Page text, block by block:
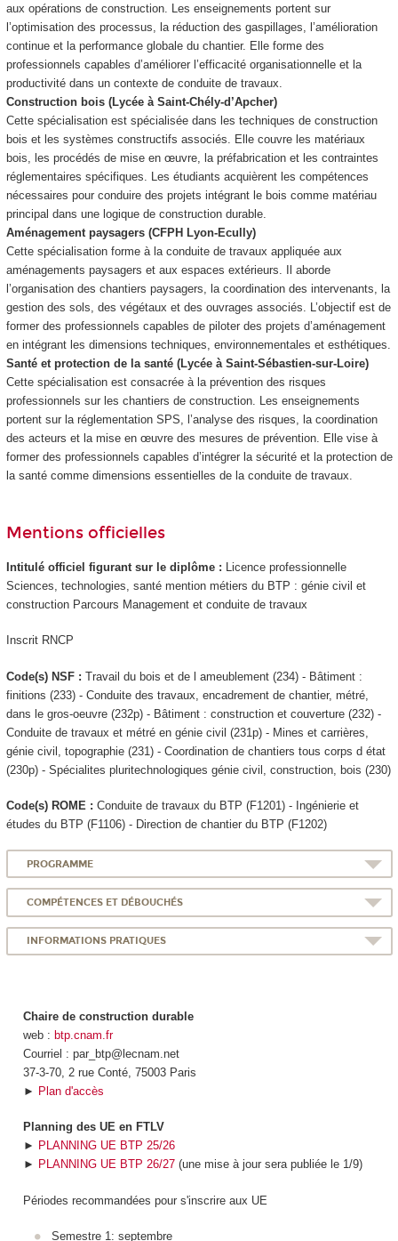
aux opérations de construction. Les enseignements portent sur
l’optimisation des processus, la réduction des gaspillages, l’amélioration
continue et la performance globale du chantier. Elle forme des
professionnels capables d’améliorer l’efficacité organisationnelle et la
productivité dans un contexte de conduite de travaux.
Construction bois (Lycée à Saint-Chély-d’Apcher)
Cette spécialisation est spécialisée dans les techniques de construction
bois et les systèmes constructifs associés. Elle couvre les matériaux
bois, les procédés de mise en œuvre, la préfabrication et les contraintes
réglementaires spécifiques. Les étudiants acquièrent les compétences
nécessaires pour conduire des projets intégrant le bois comme matériau
principal dans une logique de construction durable.
Aménagement paysagers (CFPH Lyon-Ecully)
Cette spécialisation forme à la conduite de travaux appliquée aux
aménagements paysagers et aux espaces extérieurs. Il aborde
l’organisation des chantiers paysagers, la coordination des intervenants, la
gestion des sols, des végétaux et des ouvrages associés. L’objectif est de
former des professionnels capables de piloter des projets d’aménagement
en intégrant les dimensions techniques, environnementales et esthétiques.
Santé et protection de la santé (Lycée à Saint-Sébastien-sur-Loire)
Cette spécialisation est consacrée à la prévention des risques
professionnels sur les chantiers de construction. Les enseignements
portent sur la réglementation SPS, l’analyse des risques, la coordination
des acteurs et la mise en œuvre des mesures de prévention. Elle vise à
former des professionnels capables d’intégrer la sécurité et la protection de
la santé comme dimensions essentielles de la conduite de travaux.
Mentions officielles
Intitulé officiel figurant sur le diplôme :
Licence professionnelle
Sciences, technologies, santé mention métiers du BTP : génie civil et
construction Parcours Management et conduite de travaux
Inscrit RNCP
Code(s) NSF : Travail du bois et de l ameublement (234) - Bâtiment :
finitions (233) - Conduite des travaux, encadrement de chantier, métré,
dans le gros-oeuvre (232p) - Bâtiment : construction et couverture (232) -
Conduite de travaux et métré en génie civil (231p) - Mines et carrières,
génie civil, topographie (231) - Coordination de chantiers tous corps d état
(230p) - Spécialites pluritechnologiques génie civil, construction, bois (230)
Code(s) ROME : Conduite de travaux du BTP (F1201) - Ingénierie et
études du BTP (F1106) - Direction de chantier du BTP (F1202)
PROGRAMME
COMPÉTENCES ET DÉBOUCHÉS
INFORMATIONS PRATIQUES
Chaire de construction durable
web : btp.cnam.fr
Courriel : par_btp@lecnam.net
37-3-70, 2 rue Conté, 75003 Paris
► Plan d'accès
Planning des UE en FTLV
► PLANNING UE BTP 25/26
► PLANNING UE BTP 26/27(une mise à jour sera publiée le 1/9)
Périodes recommandées pour s'inscrire aux UE
Semestre 1: septembre